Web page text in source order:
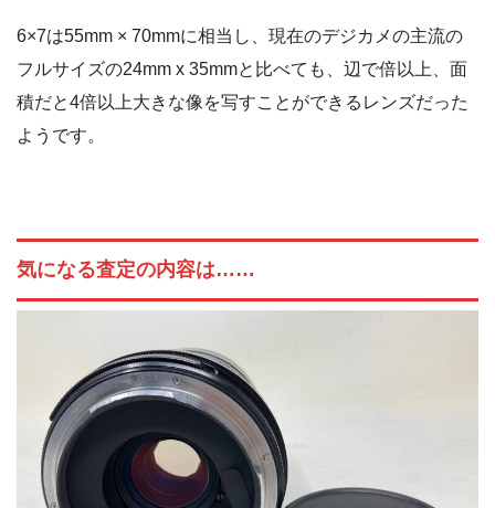
6×7は55mm × 70mmに相当し、現在のデジカメの主流の
フルサイズの24mm x 35mmと比べても、辺で倍以上、面
積だと4倍以上大きな像を写すことができるレンズだった
ようです。
気になる査定の内容は……